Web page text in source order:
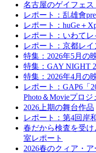
名古屋のゲイフェス
レポート：乱雄會
レポート：huGe＋
レポート：いわて
レポート：京都レ
特集：2026年5月の
特集：GAY NIGHT
特集：2026年4月の
レポート：GAP6「
Photo＆Movieプロ
2026上期の舞台作品
レポート：第4回岸
春だから検査を受
室レポート
2026春のクィア・ア